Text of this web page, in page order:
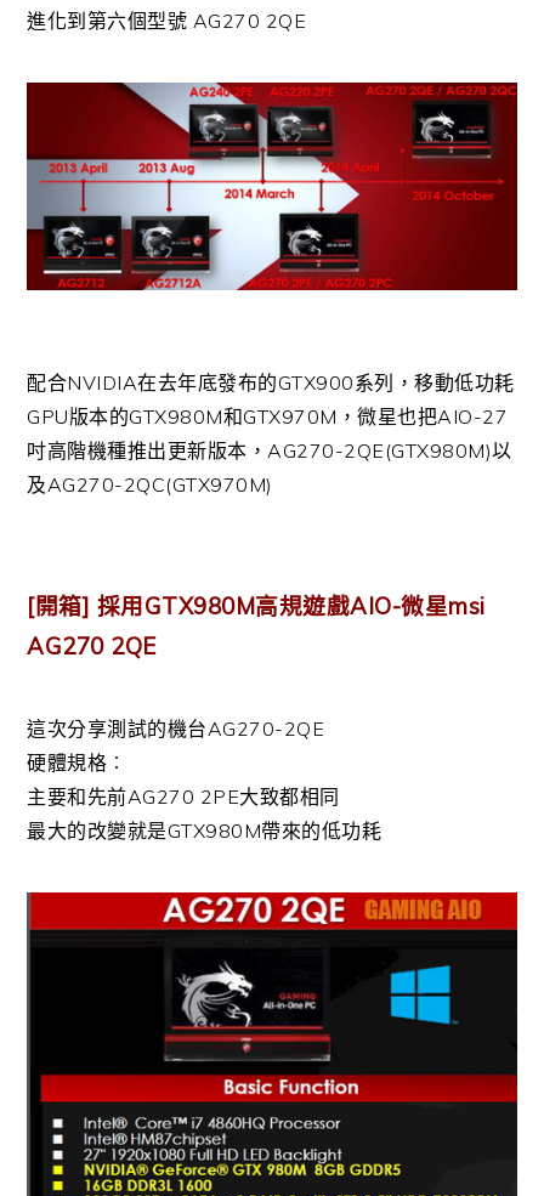
進化到第六個型號 AG270 2QE
配合NVIDIA在去年底發布的GTX900系列，移動低功耗
GPU版本的GTX980M和GTX970M，微星也把AIO-27
吋高階機種推出更新版本，AG270-2QE(GTX980M)以
及AG270-2QC(GTX970M)
[開箱] 採用GTX980M高規遊戲AIO-微星msi
AG270 2QE
這次分享測試的機台AG270-2QE
硬體規格︰
主要和先前AG270 2PE大致都相同
最大的改變就是GTX980M帶來的低功耗